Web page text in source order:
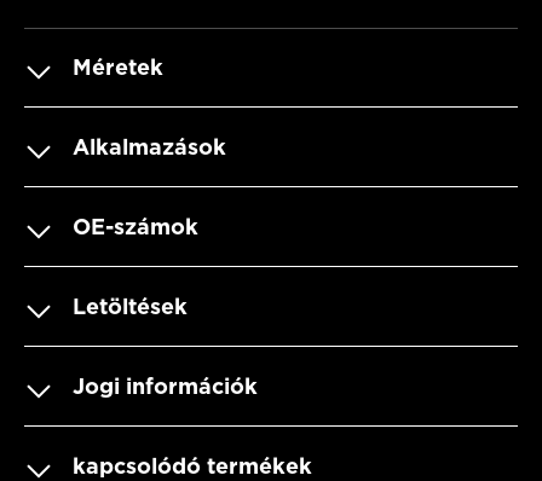
Méretek
Alkalmazások
OE-számok
Letöltések
Jogi információk
kapcsolódó termékek